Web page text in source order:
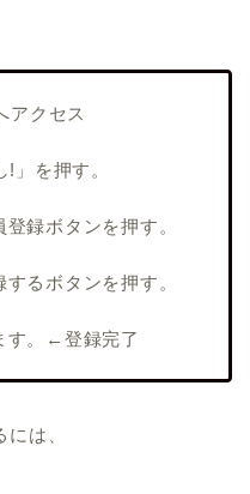
アクセス
」を押す。
録ボタンを押す。
るボタンを押す。
す。←登録完了
は、